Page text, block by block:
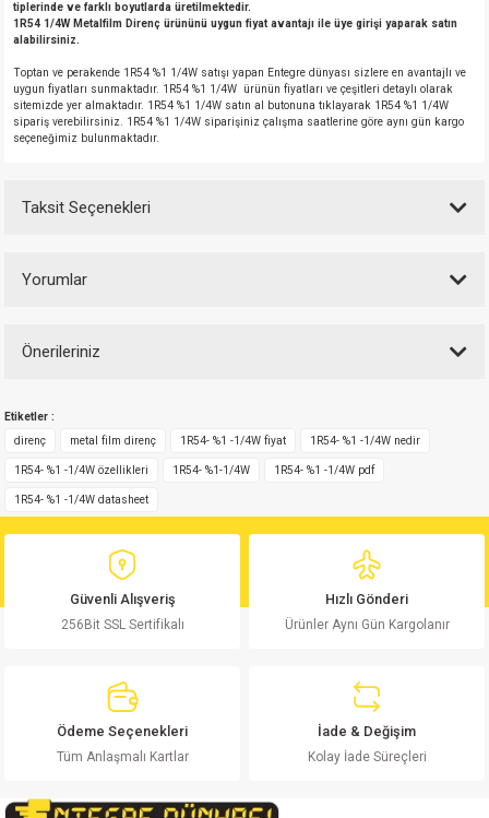
tiplerinde ve farklı boyutlarda üretilmektedir.
1R54 1/4W Metalfilm Direnç ürününü uygun fiyat avantajı ile üye girişi yaparak satın
alabilirsiniz.
Toptan ve perakende 1R54 %1 1/4W satışı yapan Entegre dünyası sizlere en avantajlı ve
uygun fiyatları sunmaktadır. 1R54 %1 1/4W ürünün fiyatları ve çeşitleri detaylı olarak
sitemizde yer almaktadır. 1R54 %1 1/4W satın al butonuna tıklayarak 1R54 %1 1/4W
sipariş verebilirsiniz. 1R54 %1 1/4W siparişiniz çalışma saatlerine göre aynı gün kargo
seçeneğimiz bulunmaktadır.
Taksit Seçenekleri
Yorumlar
Önerileriniz
yetersiz gördüğünüz noktaları öneri formunu kullanarak tarafımıza
iletebilirsiniz.
Ürün resmi kalitesiz, bozuk veya görüntülenemiyor.
Ürün açıklamasında eksik bilgiler bulunuyor.
Ürün bilgilerinde hatalar bulunuyor.
Ürün fiyatı diğer sitelerden daha pahalı.
Etiketler :
direnç
metal film direnç 1R54- %1 -1/4W fiyat 1R54- %1 -1/4W nedir
1R54- %1 -1/4W özellikleri 1R54- %1-1/4W 1R54- %1 -1/4W pdf
1R54- %1 -1/4W datasheet
Güvenli Alışveriş
256Bit SSL Sertifikalı
Hızlı Gönderi
Ürünler Aynı Gün Kargolanır
Ödeme Seçenekleri
Tüm Anlaşmalı Kartlar
İade & Değişim
Kolay İade Süreçleri